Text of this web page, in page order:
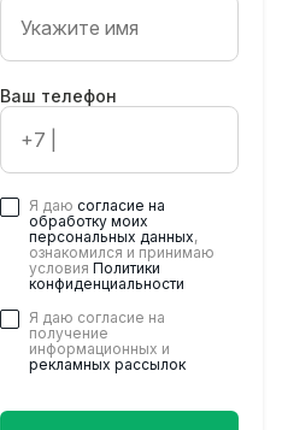
Ваш телефон
Я даю согласие на
обработку моих
персональных данных,
ознакомился и принимаю
условия Политики
конфиденциальности
Я даю согласие на
получение
информационных и
рекламных рассылок